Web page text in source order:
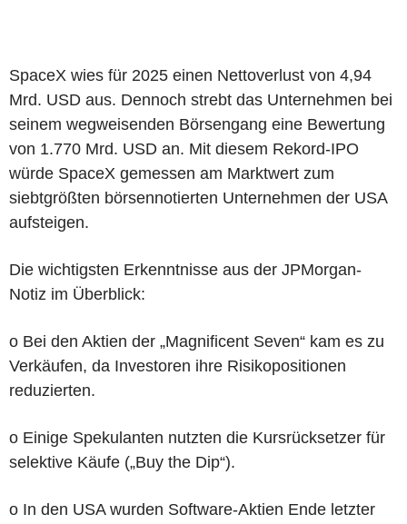
SpaceX wies für 2025 einen Nettoverlust von 4,94
Mrd. USD aus. Dennoch strebt das Unternehmen bei
seinem wegweisenden Börsengang eine Bewertung
von 1.770 Mrd. USD an. Mit diesem Rekord-IPO
würde SpaceX gemessen am Marktwert zum
siebtgrößten börsennotierten Unternehmen der USA
aufsteigen.
Die wichtigsten Erkenntnisse aus der JPMorgan-
Notiz im Überblick:
o Bei den Aktien der „Magnificent Seven“ kam es zu
Verkäufen, da Investoren ihre Risikopositionen
reduzierten.
o Einige Spekulanten nutzten die Kursrücksetzer für
selektive Käufe („Buy the Dip“).
o In den USA wurden Software-Aktien Ende letzter